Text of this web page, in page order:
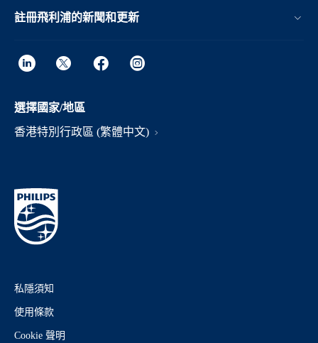
註冊飛利浦的新聞和更新
選擇國家/地區
香港特別行政區 (繁體中文)
私隱須知
使用條款
Cookie 聲明